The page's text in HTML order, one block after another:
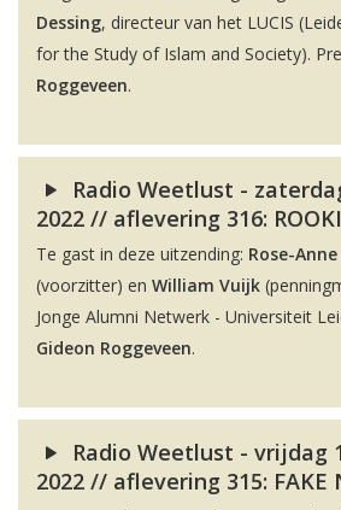
Dessing, directeur van het LUCIS
for the Study of Islam and Society).
Roggeveen.
Radio Weetlust -
2022 // aflevering 316:
Te gast in deze uitzending: Rose-
(voorzitter) en William Vuijk
Jonge Alumni Netwerk - Universiteit
Gideon Roggeveen.
Radio Weetlust - vrijdag
2022 // aflevering 315: FAKE